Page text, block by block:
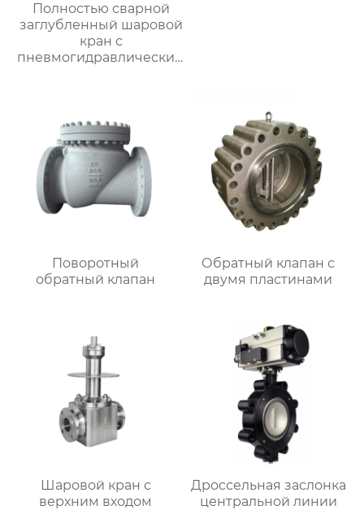
Полностью сварной
заглубленный шаровой
кран с
пневмогидравлическим
Поворотный
обратный клапан
Обратный клапан с
двумя пластинами
Шаровой кран с
верхним входом
Дроссельная заслонка
центральной линии